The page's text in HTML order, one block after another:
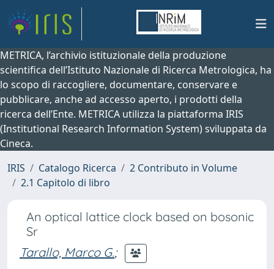
METRICA, l’archivio istituzionale della produzione
scientifica dell’Istituto Nazionale di Ricerca Metrologica, ha
lo scopo di raccogliere, documentare, conservare e
pubblicare, anche ad accesso aperto, i prodotti della
ricerca dell’Ente. METRICA utilizza la piattaforma IRIS
(Institutional Research Information System) sviluppata da
Cineca.
IRIS
Catalogo Ricerca
2 Contributo in Volume
2.1 Capitolo di libro
An optical lattice clock based on bosonic
Sr
Tarallo, Marco G.;